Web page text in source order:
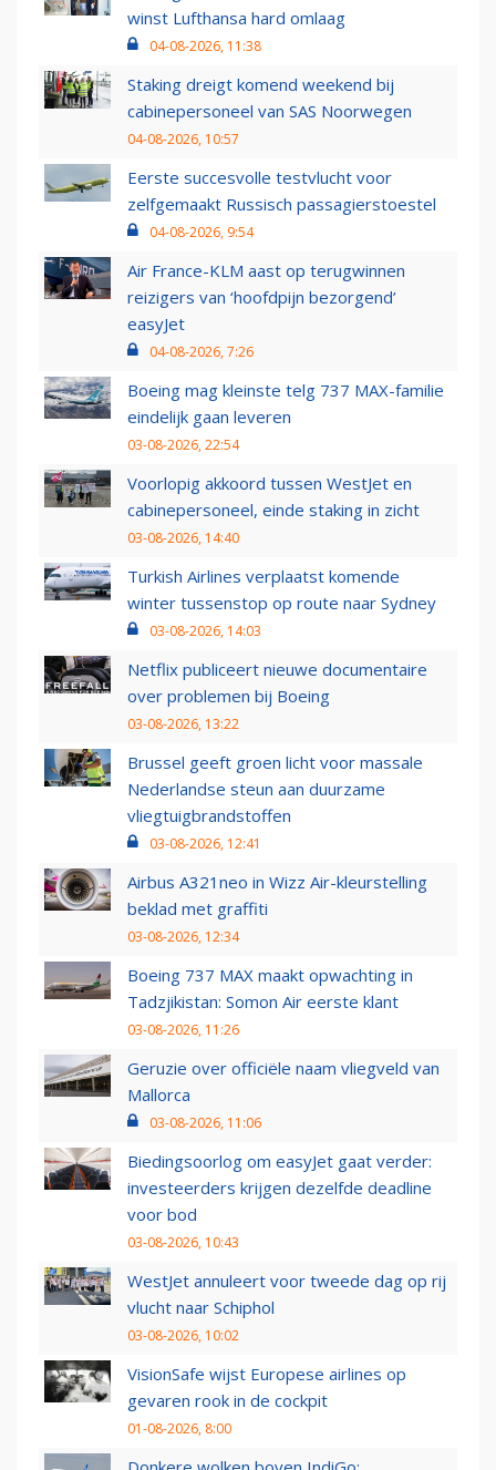
winst Lufthansa hard omlaag
04-08-2026, 11:38
Staking dreigt komend weekend bij
cabinepersoneel van SAS Noorwegen
04-08-2026, 10:57
Eerste succesvolle testvlucht voor
zelfgemaakt Russisch passagierstoestel
04-08-2026, 9:54
Air France-KLM aast op terugwinnen
reizigers van ‘hoofdpijn bezorgend’
easyJet
04-08-2026, 7:26
Boeing mag kleinste telg 737 MAX-familie
eindelijk gaan leveren
03-08-2026, 22:54
Voorlopig akkoord tussen WestJet en
cabinepersoneel, einde staking in zicht
03-08-2026, 14:40
Turkish Airlines verplaatst komende
winter tussenstop op route naar Sydney
03-08-2026, 14:03
Netflix publiceert nieuwe documentaire
over problemen bij Boeing
03-08-2026, 13:22
Brussel geeft groen licht voor massale
Nederlandse steun aan duurzame
vliegtuigbrandstoffen
03-08-2026, 12:41
Airbus A321neo in Wizz Air-kleurstelling
beklad met graffiti
03-08-2026, 12:34
Boeing 737 MAX maakt opwachting in
Tadzjikistan: Somon Air eerste klant
03-08-2026, 11:26
Geruzie over officiële naam vliegveld van
Mallorca
03-08-2026, 11:06
Biedingsoorlog om easyJet gaat verder:
investeerders krijgen dezelfde deadline
voor bod
03-08-2026, 10:43
WestJet annuleert voor tweede dag op rij
vlucht naar Schiphol
03-08-2026, 10:02
VisionSafe wijst Europese airlines op
gevaren rook in de cockpit
01-08-2026, 8:00